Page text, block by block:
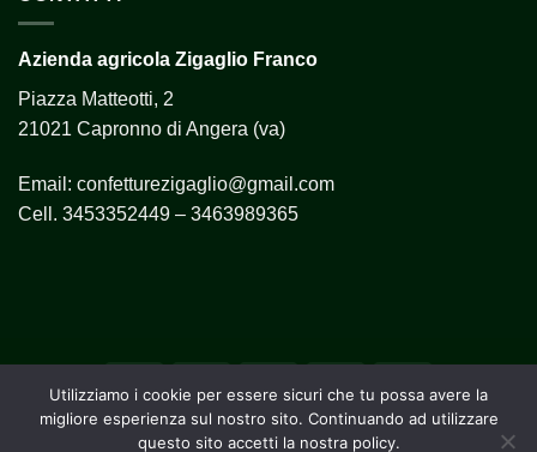
Azienda agricola Zigaglio Franco
Piazza Matteotti, 2
21021 Capronno di Angera (va)
Email: confetturezigaglio@gmail.com
Cell. 3453352449 – 3463989365
AZIENDA
Utilizziamo i cookie per essere sicuri che tu possa avere la
migliore esperienza sul nostro sito. Continuando ad utilizzare
questo sito accetti la nostra policy.